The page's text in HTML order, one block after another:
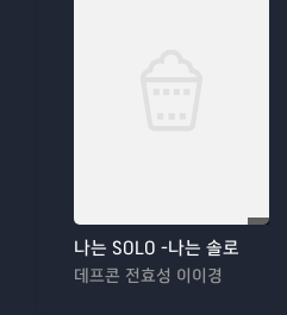
나는 SOLO -나는 솔로
데프콘 전효성 이이경